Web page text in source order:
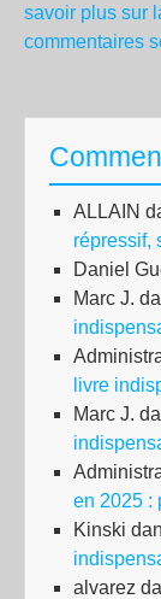
savoir plus sur
commentaires
ALLAIN
répressif,
Daniel
Marc J.
livre
Marc J.
en 2025 :
Kinski
alvarez